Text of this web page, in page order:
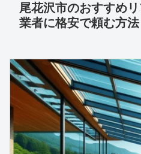
尾花沢市のおすすめ
業者に格安で頼む方法